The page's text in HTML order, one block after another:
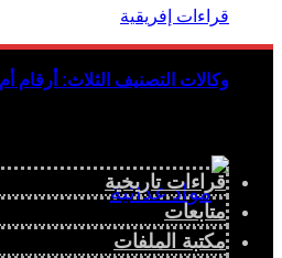
وكالات التصنيف الثلاث: أرقام
قراءات تاريخية
متابعات
مكتبة الملفات